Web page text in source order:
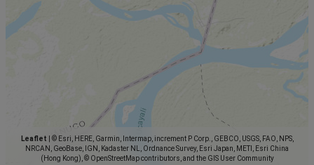
Leaflet
© Esri, HERE, Garmin, Intermap, increment P Corp., GEBCO, USGS, FAO, NPS,
NRCAN, GeoBase, IGN, Kadaster NL, Ordnance Survey, Esri Japan, METI, Esri China
(Hong Kong), © OpenStreetMap contributors, and the GIS User Community